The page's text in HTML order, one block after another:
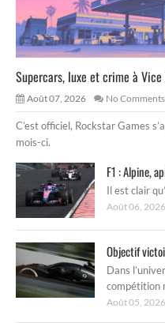
Supercars, luxe et crime à Vice
Août 07, 2026 No Comments
C’est officiel, Rockstar Games
mois-ci.
F1 : Alpine,
Il est clair
Août 06, 2026
Objectif
Dans
compétition
Août 05, 2026